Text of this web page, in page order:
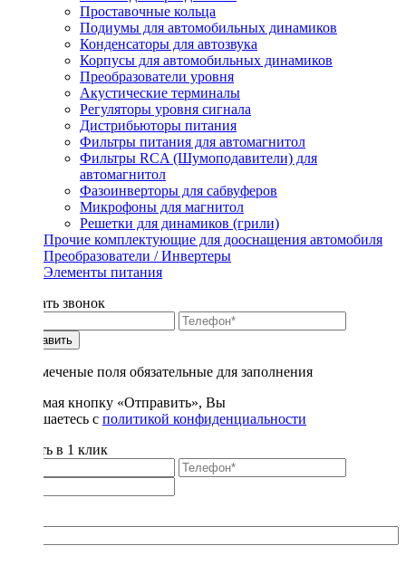
Проставочные кольца
Подиумы для автомобильных динамиков
Конденсаторы для автозвука
Корпусы для автомобильных динамиков
Преобразователи уровня
Акустические терминалы
Регуляторы уровня сигнала
Дистрибьюторы питания
Фильтры питания для автомагнитол
Фильтры RCA (Шумоподавители) для
автомагнитол
Фазоинверторы для сабвуферов
Микрофоны для магнитол
Решетки для динамиков (грили)
Прочие комплектующие для дооснащения автомобиля
Преобразователи / Инвертеры
Элементы питания
Заказать звонок
Отправить
* - отмеченые поля обязательные для заполнения
Нажимая кнопку «Отправить», Вы
соглашаетесь с политикой конфиденциальности
Купить в 1 клик